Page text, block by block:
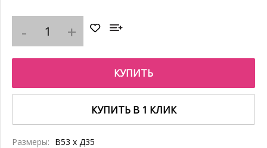
КУПИТЬ
КУПИТЬ В 1 КЛИК
Размеры: В53 x Д35